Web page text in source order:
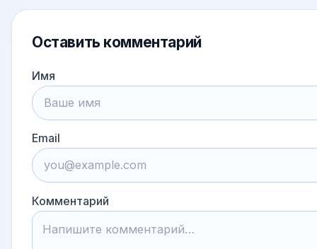
Оставить комментарий
Имя
Email
Комментарий